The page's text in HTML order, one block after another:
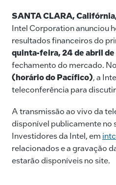
c
e
b
o
o
k
k
e
dI
n
ai
l
SANTA CLARA,
Intel Corporation anunciou
resultados financeiros do
quinta-feira, 24 de abril
fechamento do mercado.
(horário do Pacífico), a
teleconferência para
A transmissão ao vivo da
disponível publicamente no
Investidores da Intel, em
relacionados e a gravação
estarão disponíveis no site.